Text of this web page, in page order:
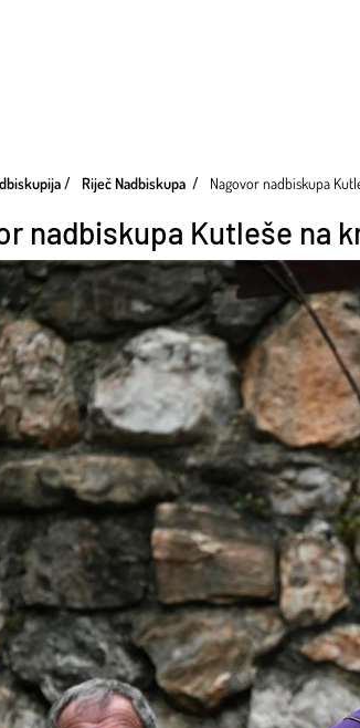
Riječ Nadbiskupa Nagovor nadbiskupa
nadbiskupa Kutleše na